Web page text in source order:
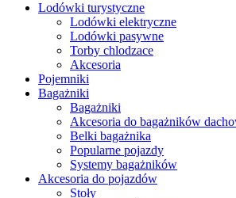
Lodówki turystyczne
Lodówki elektryczne
Lodówki pasywne
Torby chlodzace
Akcesoria
Pojemniki
Bagażniki
Bagażniki
Akcesoria do bagażników
Belki bagażnika
Popularne pojazdy
Systemy bagażników
Akcesoria do pojazdów
Stoły